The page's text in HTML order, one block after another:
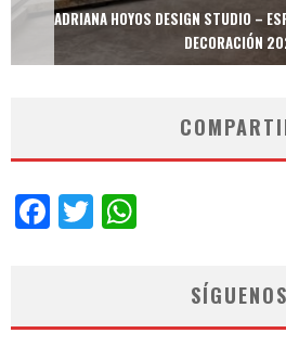
ADRIANA HOYOS DESIGN STUDIO –
DECORACIÓN
Facebook
Twitter